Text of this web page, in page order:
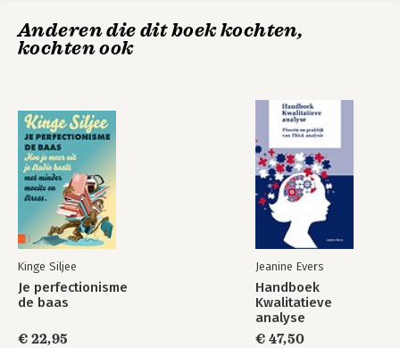
Stalen zenuwen
Academic Skills for
Interdisciplinary
Bekijk alle boeken
Bekijk alle boeken
Anderen die dit boek kochten,
kochten ook
Kinge Siljee
Je perfectionisme
de baas
€ 22,95
Jeanine Evers
Handboek
Kwalitatieve
analyse
€ 47,50